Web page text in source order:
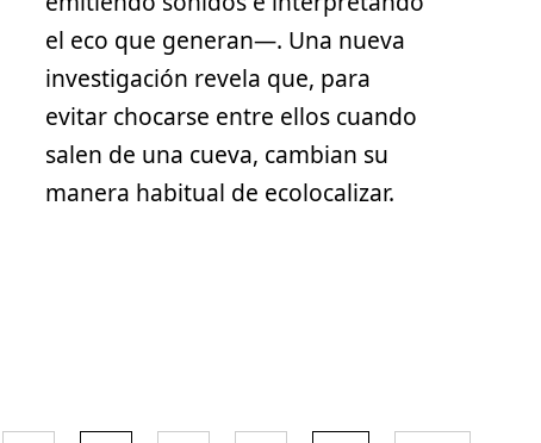
el eco que generan—. Una nueva
investigación revela que, para
evitar chocarse entre ellos cuando
salen de una cueva, cambian su
manera habitual de ecolocalizar.